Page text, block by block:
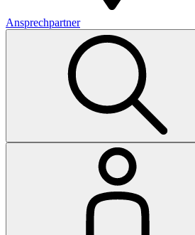
Ansprechpartner